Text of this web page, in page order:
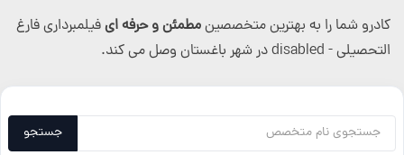
کادرو شما را به بهترین متخصصینمطمئن و حرفه ایفیلمبرداری فارغ
التحصیلی - disabled در شهر باغستان وصل می کند.
جستجو